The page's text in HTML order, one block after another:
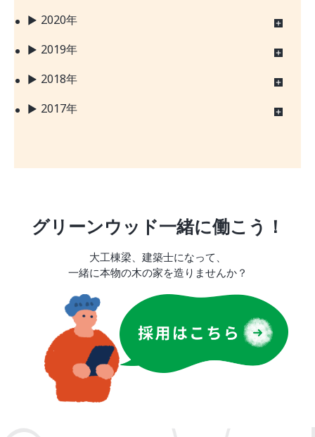
2020年
2019年
2018年
2017年
グリーンウッド一緒に働こう！
大工棟梁、建築士になって、
一緒に本物の木の家を造りませんか？